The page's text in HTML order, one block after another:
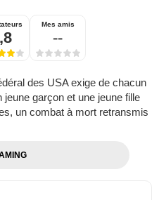
Mes amis
--
des USA exige de chacun
garçon et une jeune fille
un combat à mort retransmis